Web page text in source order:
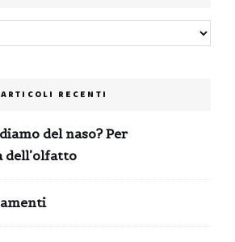
ARTICOLI RECENTI
del naso? Per
dell’olfatto